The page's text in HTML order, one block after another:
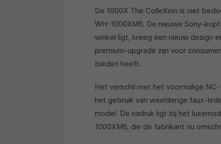
De 1000X The ColleXion is niet
WH-1000XM6. De nieuwe Sony-
winkel ligt, kreeg een nieuw design
premium-upgrade zijn voor
bieden heeft.
Het verschil met het voormalige
het gebruik van weelderige faux-
model. De nadruk ligt bij het
1000XM6, die de fabrikant nu